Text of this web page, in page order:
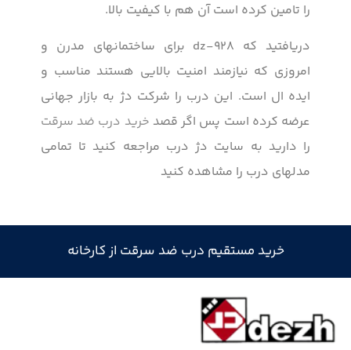
را تامین کرده است آن هم با کیفیت بالا.
دریافتید که dz-928 برای ساختمانهای مدرن و
امروزی که نیازمند امنیت بالایی هستند مناسب و
ایده ال است. این درب را شرکت دژ به بازار جهانی
عرضه کرده است پس اگر قصد خرید درب ضد سرقت
را دارید به سایت دژ درب مراجعه کنید تا تمامی
مدلهای درب‌ را مشاهده کنید
خرید مستقیم درب ضد سرقت از کارخانه